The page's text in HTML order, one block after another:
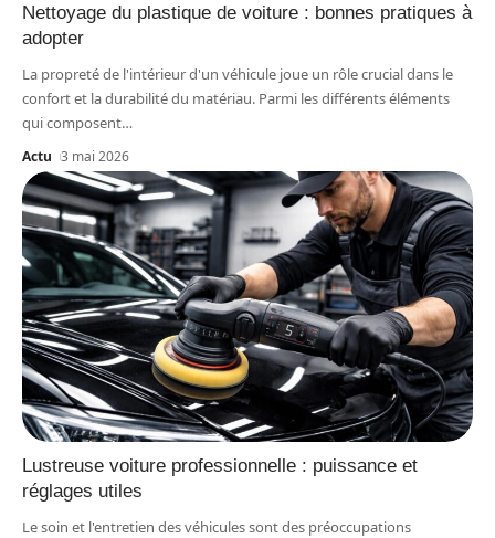
Nettoyage du plastique de voiture : bonnes pratiques à
adopter
La propreté de l'intérieur d'un véhicule joue un rôle crucial dans le
confort et la durabilité du matériau. Parmi les différents éléments
qui composent…
Actu 3 mai 2026
Lustreuse voiture professionnelle : puissance et
réglages utiles
Le soin et l'entretien des véhicules sont des préoccupations